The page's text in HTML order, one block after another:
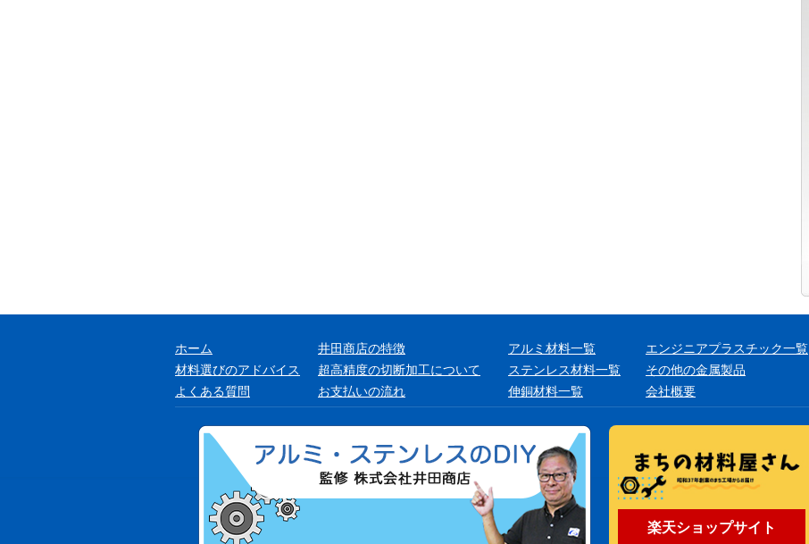
ホーム 井田商店の特徴 アルミ材料一覧
エンジニアプラスチック一覧
材料選びのアドバイス
超高精度の切断加工について ステンレス材料一覧
その他の金属製品
よくある質問
お支払いの流れ 伸銅材料一覧 会社概要
楽天ショップサイト